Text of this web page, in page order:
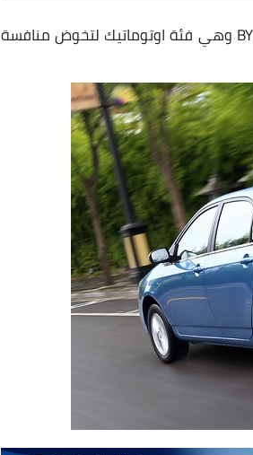
من المتوقع ان نرى قريبًا في الاسواق المصرية فئة جديده من سيارة BYD F3 وهي فئة اوتوماتيك لتخوض منافسة